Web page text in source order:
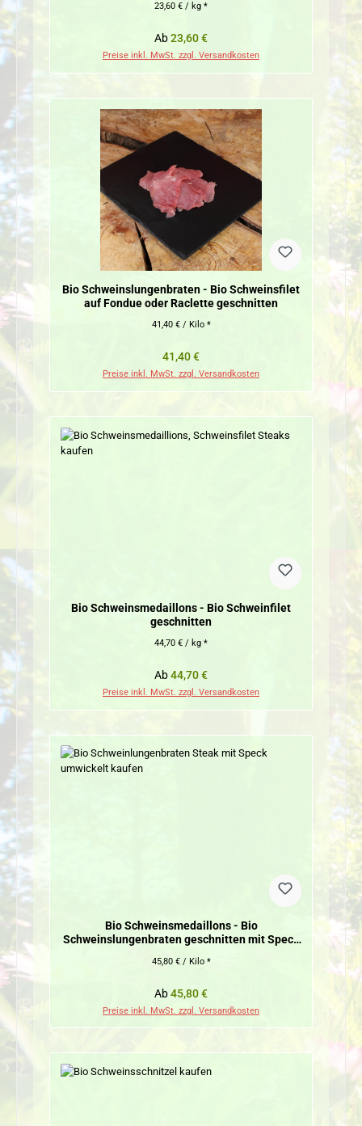
23,60 € / kg *
Regulärer Preis:
Ab23,60 €
Preise inkl. MwSt. zzgl. Versandkosten
Bio Schweinslungenbraten - Bio Schweinsfilet
auf Fondue oder Raclette geschnitten
41,40 € / Kilo *
Regulärer Preis:
41,40 €
Preise inkl. MwSt. zzgl. Versandkosten
Bio Schweinsmedaillons - Bio Schweinfilet
geschnitten
44,70 € / kg *
Regulärer Preis:
Ab44,70 €
Preise inkl. MwSt. zzgl. Versandkosten
Bio Schweinsmedaillons - Bio
Schweinslungenbraten geschnitten mit Speck
45,80 € / Kilo *
Regulärer Preis:
Ab45,80 €
Preise inkl. MwSt. zzgl. Versandkosten